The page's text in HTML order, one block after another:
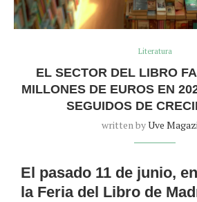
Literatura
EL SECTOR DEL LIBRO
MILLONES DE EUROS EN
SEGUIDOS DE
written byUve
El pasado 11 de junio,
la Feria del Libro de